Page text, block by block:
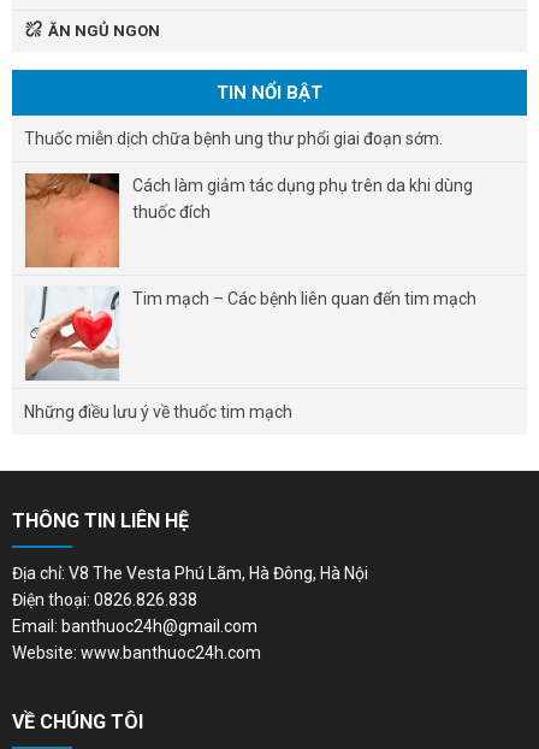
ĂN NGỦ NGON
TIN NỔI BẬT
Thuốc miễn dịch chữa bệnh ung thư phổi giai đoạn sớm.
Cách làm giảm tác dụng phụ trên da khi dùng
thuốc đích
Tim mạch – Các bệnh liên quan đến tim mạch
Những điều lưu ý về thuốc tim mạch
THÔNG TIN LIÊN HỆ
Địa chỉ: V8 The Vesta Phú Lãm, Hà Đông, Hà Nội
Điện thoại: 0826.826.838
Email: banthuoc24h@gmail.com
Website: www.banthuoc24h.com
VỀ CHÚNG TÔI